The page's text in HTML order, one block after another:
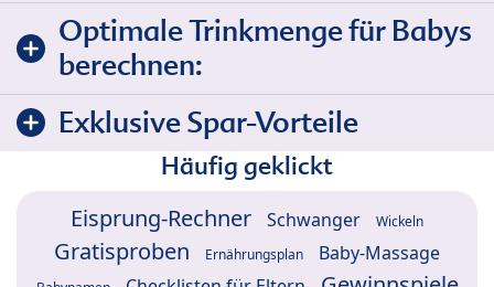
Optimale Trinkmenge für Babys
berechnen:
Exklusive Spar-Vorteile
Häufig geklickt
Eisprung-Rechner Schwanger Wickeln
Gratisproben Ernährungsplan Baby-Massage